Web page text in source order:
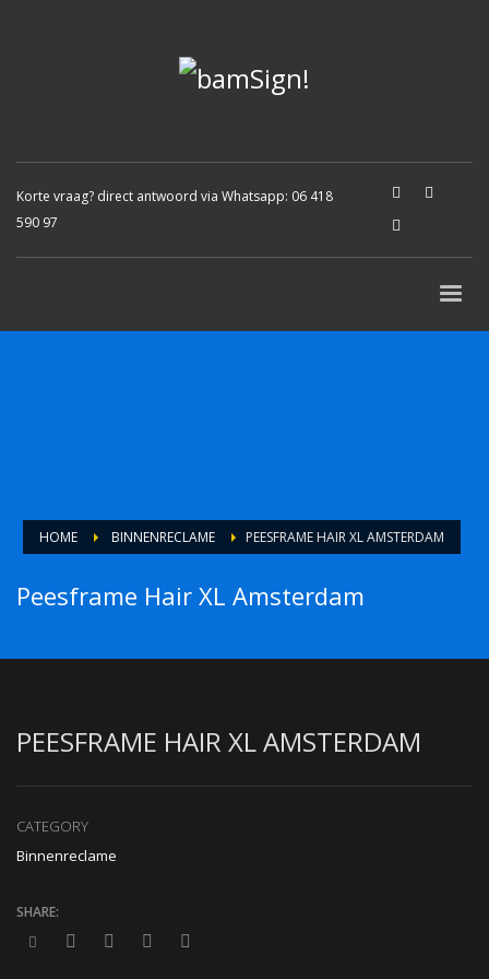
Korte vraag? direct antwoord via Whatsapp: 06 418
590 97
HOME BINNENRECLAME PEESFRAME HAIR XL AMSTERDAM
Peesframe Hair XL Amsterdam
PEESFRAME HAIR XL AMSTERDAM
CATEGORY
Binnenreclame